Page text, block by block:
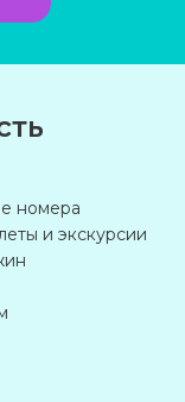
номера
и экскурсии